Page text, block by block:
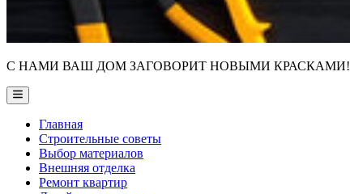
С НАМИ ВАШ ДОМ ЗАГОВОРИТ НОВЫМИ КРАСКАМИ!
Main
Menu
Главная
Строительные советы
Выбор материалов
Внешняя отделка
Ремонт квартир